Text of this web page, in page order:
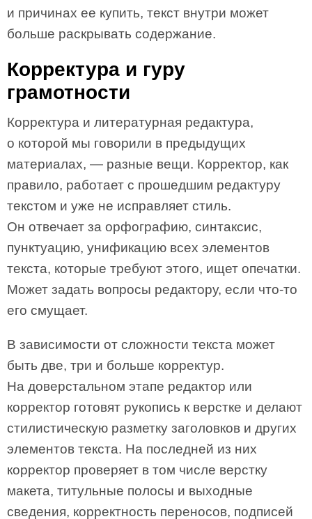
и причинах ее купить, текст внутри может
больше раскрывать содержание.
Корректура и гуру
грамотности
Корректура и литературная редактура,
о которой мы говорили в предыдущих
материалах, — разные вещи. Корректор, как
правило, работает с прошедшим редактуру
текстом и уже не исправляет стиль.
Он отвечает за орфографию, синтаксис,
пунктуацию, унификацию всех элементов
текста, которые требуют этого, ищет опечатки.
Может задать вопросы редактору, если что-то
его смущает.
В зависимости от сложности текста может
быть две, три и больше корректур.
На доверстальном этапе редактор или
корректор готовят рукопись к верстке и делают
стилистическую разметку заголовков и других
элементов текста. На последней из них
корректор проверяет в том числе верстку
макета, титульные полосы и выходные
сведения, корректность переносов, подписей